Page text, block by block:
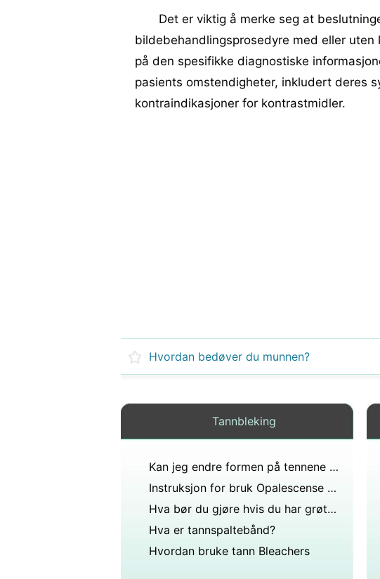
Det er viktig å merke seg at
bildebehandlingsprosedyre med eller
på den spesifikke diagnostiske
pasients omstendigheter, inkludert deres
kontraindikasjoner for kontrastmidler.
Hvordan bedøver du munnen?
Tannbleking
Kan jeg endre formen på tennene mine?
Instruksjon for bruk Opalescense whitener
Hva bør du gjøre hvis du har grøtaktige hvite ting under den vaklende tannen og det er vondt og smaker vondt?
Hva er tannspaltebånd?
Hvordan bruke tann Bleachers